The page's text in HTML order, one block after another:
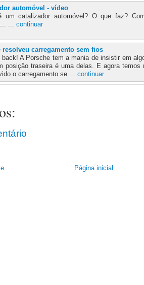
automóvel - vídeo
um catalizador automóvel? O que faz?
... continuar
resolveu carregamento sem fios
A Porsche tem a mania de insistir em
posição traseira é uma delas. E agora
o carregamento se ... continuar
Página inicial